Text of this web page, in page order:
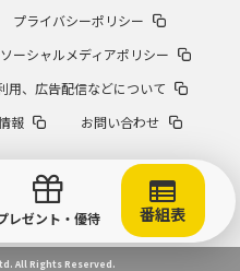
レゼント・優待 番組表
プライバシーポリシー
ソーシャルメディアポリシー
用、広告配信などについて
報 お問い合わせ
All Rights Reserved.